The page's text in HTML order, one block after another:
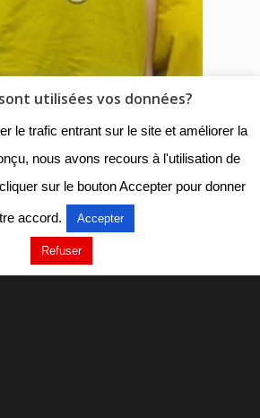
utilisées vos données?
le trafic entrant sur le site et améliorer la
nous avons recours à l'utilisation de
sur le bouton Accepter pour donner
accord. Accepter
Refuser